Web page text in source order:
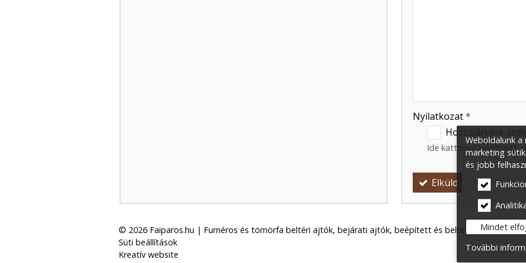
Nyilatkozat*
Hozzájárulok
Ide kattintva tekinthető
Elküld
© 2026 Faiparos.hu | Furnéros és tömörfa beltéri ajtók, bejárati ajtók, beépített és beltéri bútorok
Süti beállítások
Kreatív website
Weboldalunk
marketing
és jobb
Mindet
További